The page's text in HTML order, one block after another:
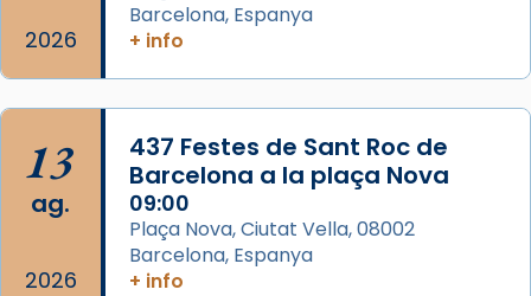
Arquebisbat de Barcelona
2 weeks ago
Aquest dilluns, 27 de juliol, ha tingut lloc la
missa d’acció de gràcies en agraïment al
comitè organitzador de la visita apostòlica
del Sant Pare Lleó XIV a Barcelona, i als
col·laboradors, a la Catedral de Barcelona.
L’arquebisbe de Barcelona, el cardenal Joan
2026
Barcelona, Espanya
+ info
13
ag.
2026
437 Festes de Sant Roc de
Barcelona a la plaça Nova
09:00
Plaça Nova, Ciutat Vella, 08002
Barcelona, Espanya
+ info